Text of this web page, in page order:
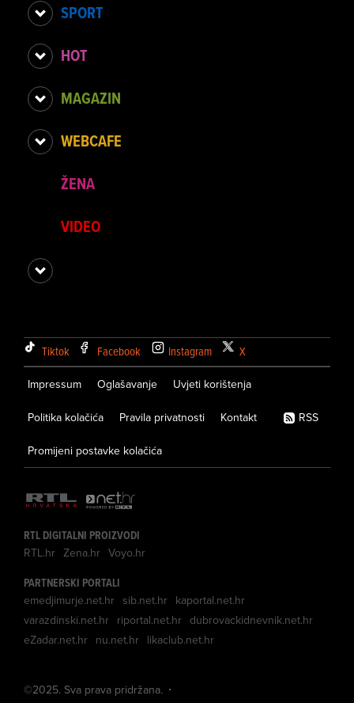
SPORT
HOT
MAGAZIN
WEBCAFE
ŽENA
VIDEO
Tiktok Facebook Instagram X
Impressum Oglašavanje Uvjeti korištenja
Politika kolačića Pravila privatnosti Kontakt
Promijeni postavke kolačića
RSS
RTL DIGITALNI PROIZVODI
RTL.hr Zena.hr Voyo.hr
PARTNERSKI PORTALI
emedjimurje.net.hr sib.net.hr kaportal.net.hr
varazdinski.net.hr riportal.net.hr dubrovackidnevnik.net.hr
eZadar.net.hr nu.net.hr likaclub.net.hr
©2025. Sva prava pridržana.